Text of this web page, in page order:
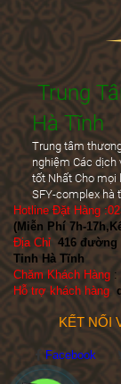
Trung
Hà Tĩnh
Trung tâm
nghiệm Các dịch
tốt Nhất Cho mọi
SFY-complex hà
Hotline Đặt Hàng
(Miễn Phí 7h-
Địa Chỉ 416 đường
Tỉnh Hà Tĩnh
Chăm Khách Hàng :
Hỗ trợ khách hàng
KẾT NỐI
Facebook